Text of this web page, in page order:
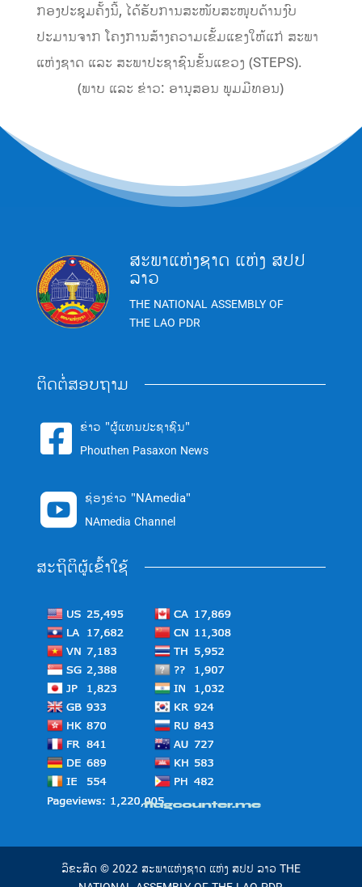
ກອງປະຊຸມຄັ້ງນີ້, ໄດ້ຮັບການສະໜັບສະໜຸບດ້ານງົບ
ປະມານຈາກ ໂຄງການສ້າງຄວາມເຂັ້ມແຂງໃຫ້ແກ່ ສະພາ
ແຫ່ງຊາດ ແລະ ສະພາປະຊາຊົນຂັ້ນແຂວງ (STEPS).
(ພາບ ແລະ ຂ່າວ: ອານຸສອນ ພູມມີທອນ)
ສະພາແຫ່ງຊາດ ແຫ່ງ ສປປ
ລາວ
THE NATIONAL ASSEMBLY OF
THE LAO PDR
ຕິດຕໍ່ສອບຖາມ
 ຂ່າວ "ຜູ້ແທນປະຊາຊົນ"
Phouthen Pasaxon News
 ຊ່ອງຂ່າວ "NAmedia"
NAmedia Channel
ສະຖິຕິຜູ້ເຂົ້າໃຊ້
ລິຂະສິດ © 2022 ສະພາແຫ່ງຊາດ ແຫ່ງ ສປປ ລາວ THE